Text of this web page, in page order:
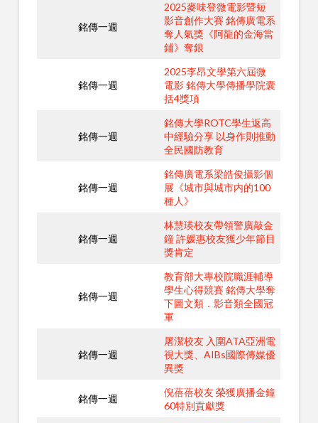
銘傳一週
2025麥味登微電影暨短
影音創作大賽 銘傳廣電系
奪人氣獎《阿龍的金海當
鋪》奪銀
銘傳一週
2025李昂文學第六屆微
電影 銘傳大學傳播學院囊
括4獎項
銘傳一週
銘傳大學ROTC學生返高
中經驗分享 以身作則推動
全民國防教育
銘傳一週
銘傳廣電系梁皓俊攝影個
展《城市與城市内的100
種人》
銘傳一週
林慧瑛校友帶領警廣敲金
鐘 許媛惠校友獲少年節目
獎肯定
銘傳一週
教育部大專校院職涯輔導
學生心得競賽 銘傳大學奪
下圖文類．影音類全國冠
軍
銘傳一週
屠潔校友 入圍ATA亞洲電
視大獎、AIBs國際傳媒優
異獎
銘傳一週
倪蓓蓓校友 榮獲廣播金鐘
60特別貢獻獎